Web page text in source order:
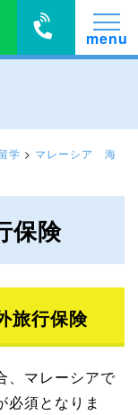
学 > マレーシア 海
保険
旅行保険
、マレーシアで
必須となりま